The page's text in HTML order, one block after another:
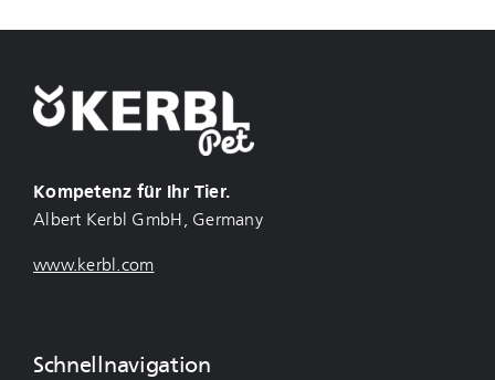
Kompetenz für Ihr Tier.
Albert Kerbl GmbH, Germany
www.kerbl.com
Schnellnavigation